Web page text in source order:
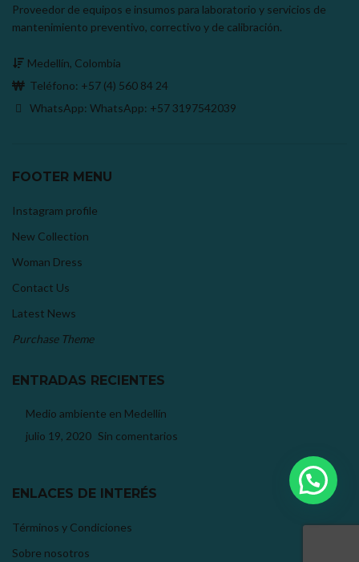
Proveedor de equipos e insumos para laboratorio y servicios de
mantenimiento preventivo, correctivo y de calibración.
Medellín, Colombia
Teléfono: +57 (4) 560 84 24
WhatsApp: WhatsApp: +57 3197542039
FOOTER MENU
Instagram profile
New Collection
Woman Dress
Contact Us
Latest News
Purchase Theme
ENTRADAS RECIENTES
Medio ambiente en Medellín
julio 19, 2020 Sin comentarios
ENLACES DE INTERÉS
Términos y Condiciones
Sobre nosotros